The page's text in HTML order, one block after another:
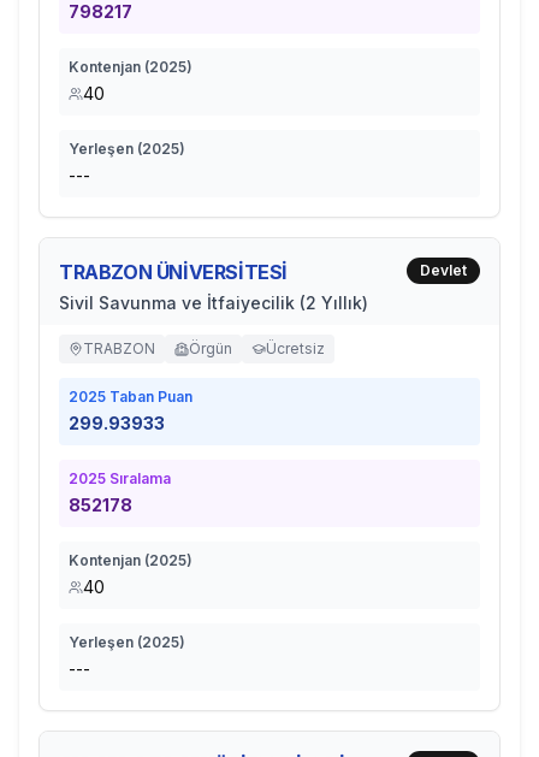
798217
Kontenjan (2025)
40
Yerleşen (2025)
---
TRABZON ÜNİVERSİTESİ
Sivil Savunma ve İtfaiyecilik (2 Yıllık)
Devlet
TRABZON Örgün Ücretsiz
2025 Taban Puan
299.93933
2025 Sıralama
852178
Kontenjan (2025)
40
Yerleşen (2025)
---